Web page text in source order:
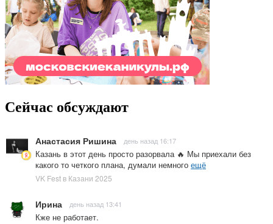
Сейчас обсуждают
Анастасия Ришина день назад 16:17
Казань в этот день просто разорвала 🔥 Мы приехали без
какого то четкого плана, думали немного ещё
VK Fest в Казани 2025
Ирина день назад 13:41
Кже не работает.